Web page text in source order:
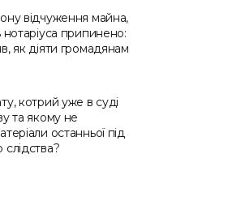
відчуження майна,
нотаріуса припинено:
як діяти громадянам
котрий уже в суді
та якому не
останньої під